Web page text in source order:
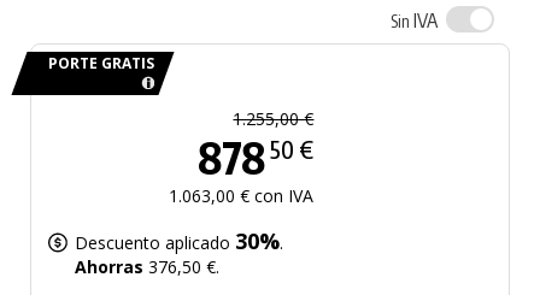
Sin IVA
PORTE GRATIS
1.255,00 €
87850 €
1.063,00 € con IVA
Descuento aplicado 30%.
Ahorras 376,50 €.